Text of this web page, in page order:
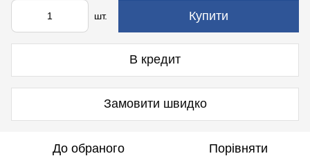
шт. Купити
В кредит
Замовити швидко
До обраного Порівняти